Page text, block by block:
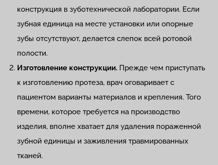
конструкция в зуботехнической лаборатории. Если
зубная единица на месте установки или опорные
зубы отсутствуют, делается слепок всей ротовой
полости.
Изготовление конструкции. Прежде чем приступать
к изготовлению протеза, врач оговаривает с
пациентом варианты материалов и крепления. Того
времени, которое требуется на производство
изделия, вполне хватает для удаления пораженной
зубной единицы и заживления травмированных
тканей.